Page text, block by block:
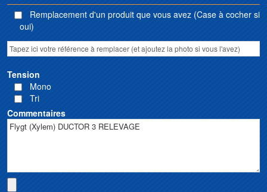
Remplacement d'un produit que vous avez (Case à cocher si
oui)
Tension
Mono
Tri
Commentaires